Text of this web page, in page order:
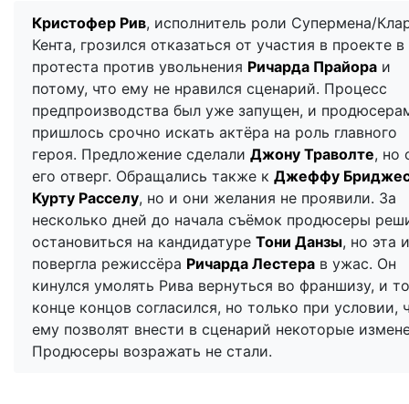
Кристофер Рив, исполнитель роли Супермена/
Кента, грозился отказаться от участия в проекте в
протеста против увольнения Ричарда Прайора и
потому, что ему не нравился сценарий. Процесс
предпроизводства был уже запущен, и
пришлось срочно искать актёра на роль главного
героя. Предложение сделали Джону Траволте, но
его отверг. Обращались также к Джеффу
Курту Расселу, но и они желания не проявили. За
несколько дней до начала съёмок продюсеры
остановиться на кандидатуре Тони Данзы, но эта
повергла режиссёра Ричарда Лестера в ужас. Он
кинулся умолять Рива вернуться во франшизу, и
конце концов согласился, но только при условии,
ему позволят внести в сценарий некоторые
Продюсеры возражать не стали.